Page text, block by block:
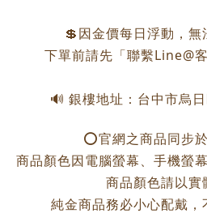
💲因金價每日浮動，無
下單前請先「聯繫Line@
🔊 銀樓地址：台中市烏
⭕️官網之商品同步
商品顏色因電腦螢幕、手機螢
商品顏色請以實
純金商品務必小心配戴，